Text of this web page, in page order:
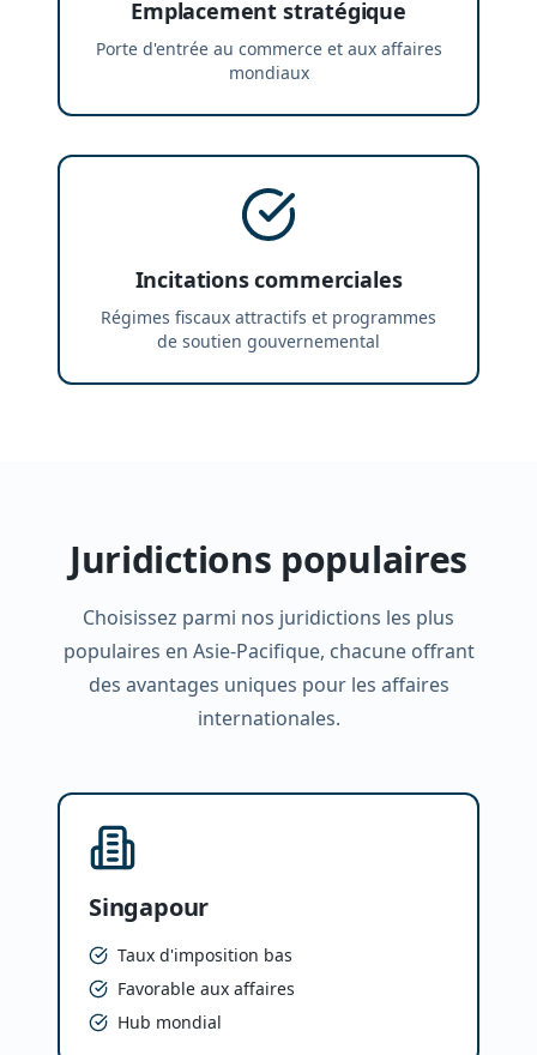
Emplacement stratégique
Porte d'entrée au commerce et aux affaires
mondiaux
Incitations commerciales
Régimes fiscaux attractifs et programmes
de soutien gouvernemental
Juridictions populaires
Choisissez parmi nos juridictions les plus
populaires en Asie-Pacifique, chacune offrant
des avantages uniques pour les affaires
internationales.
Singapour
Taux d'imposition bas
Favorable aux affaires
Hub mondial